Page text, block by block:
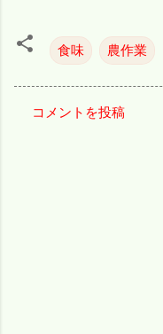
食味 農作業
コメントを投稿